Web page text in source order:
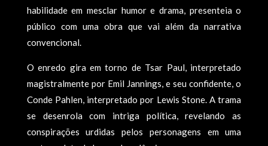
habilidade em mesclar humor e drama, presenteia o
público com uma obra que vai além da narrativa
convencional.
O enredo gira em torno de Tsar Paul, interpretado
magistralmente por Emil Jannings, e seu confidente, o
Conde Pahlen, interpretado por Lewis Stone. A trama
se desenrola com intriga política, revelando as
conspirações urdidas pelos personagens em uma